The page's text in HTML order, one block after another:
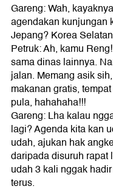
Gareng: Wah,
agendakan kunjungan
Jepang? Korea
Petruk: Ah, kamu
sama dinas lainnya.
jalan. Memang asik
makanan gratis,
pula, hahahaha!!!
Gareng: Lha kalau
lagi? Agenda kita kan
udah, ajukan hak
daripada disuruh rapat
udah 3 kali nggak
terus.